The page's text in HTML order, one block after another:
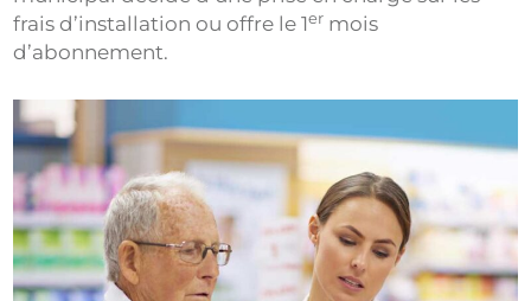
frais d’installation ou offre le 1er mois
d’abonnement.